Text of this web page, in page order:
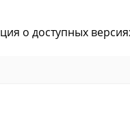
о доступных